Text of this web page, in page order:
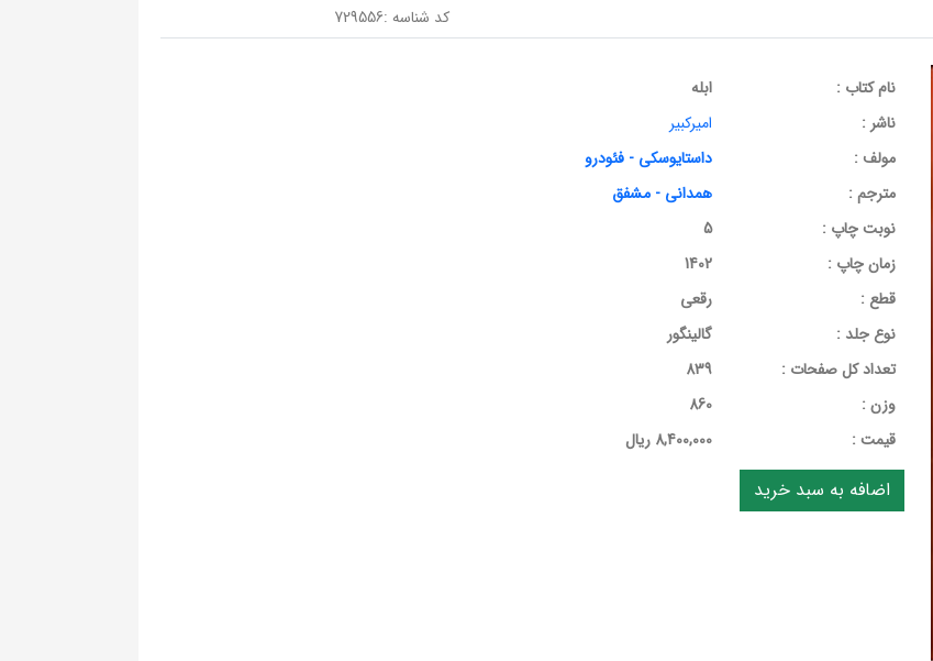
کد شناسه :729556
نام کتاب :
ابله
ناشر :
امیر‌کبیر
مولف :
داستایوسکی - فئودرو
مترجم :
همدانی - مشفق
نوبت چاپ :
5
زمان چاپ :
1402
قطع :
رقعی
نوع جلد :
گالینگور
تعداد کل صفحات :
839
وزن :
860
قيمت :
8,400,000 ریال